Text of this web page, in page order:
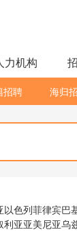
力机构
招聘 海归
以色列菲律宾巴
利亚亚美尼亚乌